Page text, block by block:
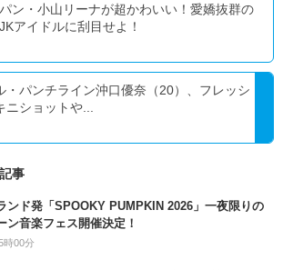
ン・小山リーナが超かわいい！愛嬌抜群の
アイドルに刮目せよ！
・パンチライン沖口優奈（20）、フレッシ
ニショットや...
事
ンド発「SPOOKY PUMPKIN 2026」一夜限りの
ン音楽フェス開催決定！
時00分